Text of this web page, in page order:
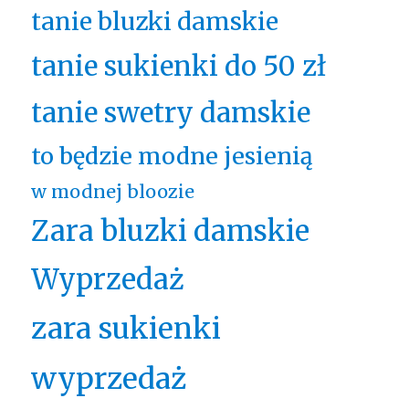
tanie bluzki damskie
tanie sukienki do 50 zł
tanie swetry damskie
to będzie modne jesienią
w modnej bloozie
Zara bluzki damskie
Wyprzedaż
zara sukienki
wyprzedaż